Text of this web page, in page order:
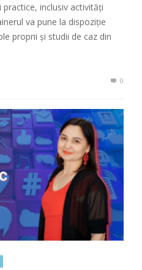
inclusiv activități
va pune la dispoziție
proprii și studii de caz din
0